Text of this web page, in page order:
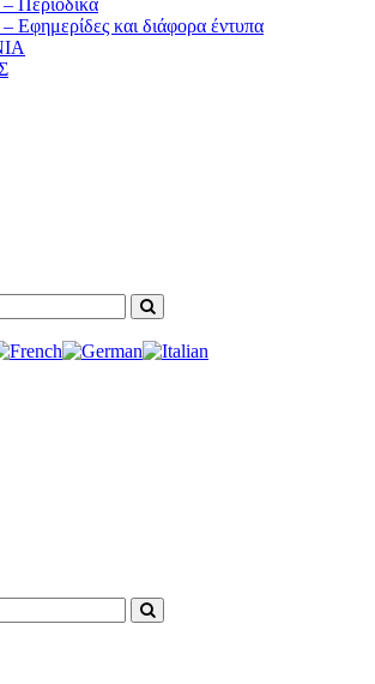
Περιοδικά
Εφημερίδες και διάφορα έντυπα